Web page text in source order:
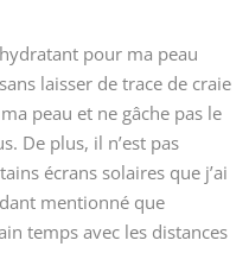
pour ma peau
laisser de trace de craie
peau et ne gâche pas le
De plus, il n’est pas
écrans solaires que j’ai
mentionné que
temps avec les distances